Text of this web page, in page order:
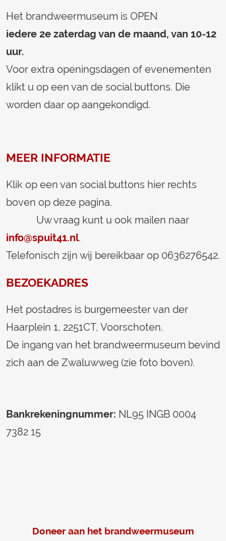
Het brandweermuseum is OPEN
iedere 2e zaterdag van de maand, van 10-12
uur.
Voor extra openingsdagen of evenementen
klikt u op een van de social buttons. Die
worden daar op aangekondigd.
MEER INFORMATIE
Klik op een van social buttons hier rechts
boven op deze pagina.
Uw vraag kunt u ook mailen naar
info@spuit41.nl.
Telefonisch zijn wij bereikbaar op 0636276542.
BEZOEKADRES
Het postadres is burgemeester van der
Haarplein 1, 2251CT, Voorschoten.
De ingang van het brandweermuseum bevind
zich aan de Zwaluwweg (zie foto boven).
Bankrekeningnummer: NL95 INGB 0004
7382 15
Doneer aan het brandweermuseum